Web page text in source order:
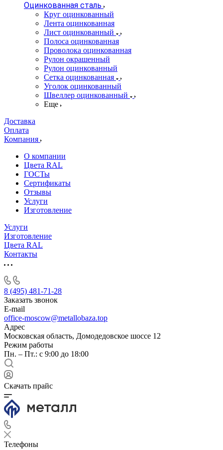
Оцинкованная сталь
Круг оцинкованный
Лента оцинкованная
Лист оцинкованный
Полоса оцинкованная
Проволока оцинкованная
Рулон окрашенный
Рулон оцинкованный
Сетка оцинкованная
Уголок оцинкованный
Швеллер оцинкованный
Еще
Доставка
Оплата
Компания
О компании
Цвета RAL
ГОСТы
Сертификаты
Отзывы
Услуги
Изготовление
Услуги
Изготовление
Цвета RAL
Контакты
8 (495) 481-71-28
Заказать звонок
E-mail
office-moscow@metallobaza.top
Адрес
Московская область, Домодедовское шоссе 12
Режим работы
Пн. – Пт.: с 9:00 до 18:00
Скачать прайс
Телефоны